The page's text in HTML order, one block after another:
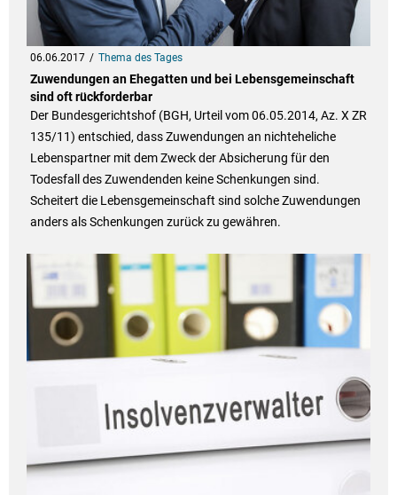
06.06.2017 Thema des Tages
Zuwendungen an Ehegatten und bei Lebensgemeinschaft
sind oft rückforderbar
Der Bundesgerichtshof (BGH, Urteil vom 06.05.2014, Az. X ZR
135/11) entschied, dass Zuwendungen an nichteheliche
Lebenspartner mit dem Zweck der Absicherung für den
Todesfall des Zuwendenden keine Schenkungen sind.
Scheitert die Lebensgemeinschaft sind solche Zuwendungen
anders als Schenkungen zurück zu gewähren.